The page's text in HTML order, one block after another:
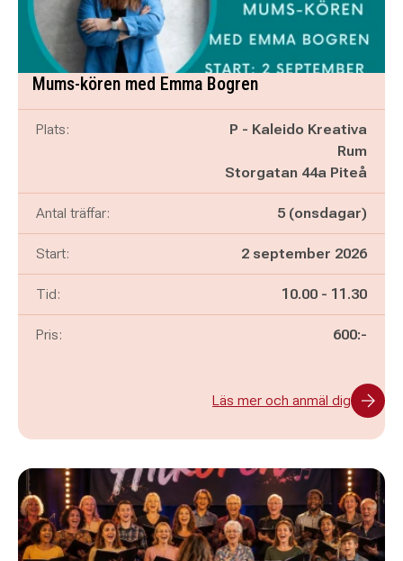
Mums-kören med Emma Bogren
Plats:
P - Kaleido Kreativa
Rum
Storgatan 44a Piteå
Antal träffar: 5 (onsdagar)
Start: 2 september 2026
Tid: Pågår mellan
10.00 - och
11.30
Pris: 600:-
Läs mer och anmäl dig